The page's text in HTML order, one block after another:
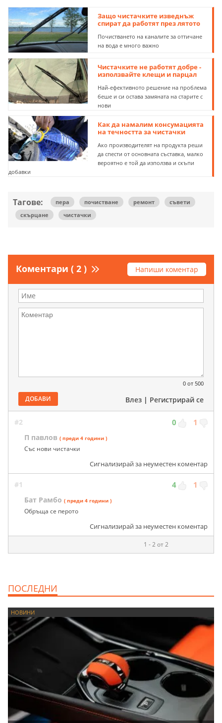
Защо чистачките изведнъж
спират да работят през лятото
Почистването на каналите за оттичане
на вода е много важно
Чистачките не работят добре -
използвайте клещи и парцал
Най-ефективното решение на проблема
беше и си остава замяната на старите с
нови
Как да намалим консумацията
на течността за чистачки
Ако производителят на продукта реши
да спести от основната съставка, малко
вероятно е той да използва и скъпи
добавки
Тагове: пера почистване ремонт
съвети
скърцане
чистачки
Коментари ( 2 ) Напиши коментар
0 от 500
ДОБАВИ Влез | Регистрирай се
#2 0 1
П павлов ( преди 4 години )
Със нови чистачки
Сигнализирай за неуместен коментар
#1 4 1
Бат Рамбо ( преди 4 години )
Обръща се перото
Сигнализирай за неуместен коментар
1 - 2 от 2
ПОСЛЕДНИ
НОВИНИ